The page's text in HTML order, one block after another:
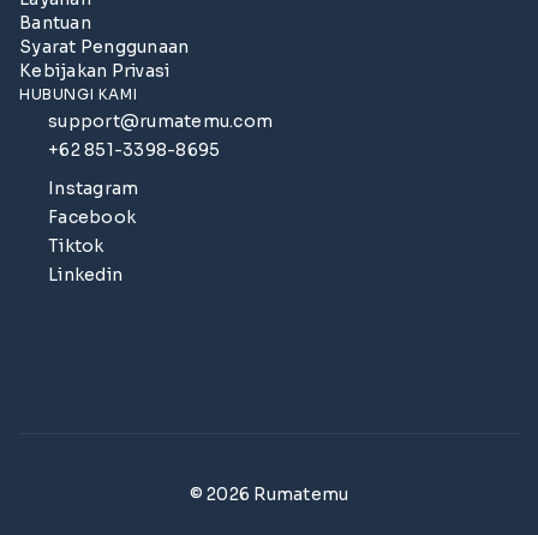
Bantuan
Syarat Penggunaan
Kebijakan Privasi
HUBUNGI KAMI
support@rumatemu.com
+62 851-3398-8695
Instagram
Facebook
Tiktok
Linkedin
© 2026 Rumatemu